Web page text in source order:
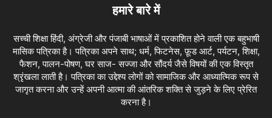
हमारे बारे में
सच्ची शिक्षा हिंदी, अंग्रेजी और पंजाबी भाषाओं में प्रकाशित होने वाली एक बहुभाषी
मासिक पत्रिका है। पत्रिका अपने साथ; धर्म, फिटनेस, फ़ूड आर्ट, पर्यटन, शिक्षा,
फैशन, पालन-पोषण, घर साज- सज्जा और सौंदर्य जैसे विषयों की एक विस्तृत
श्रृंखला लाती है। पत्रिका का उद्देश्य लोगों को सामाजिक और आध्यात्मिक रूप से
जागृत करना और उन्हें अपनी आत्मा की आंतरिक शक्ति से जुड़ने के लिए प्रेरित
करना है।